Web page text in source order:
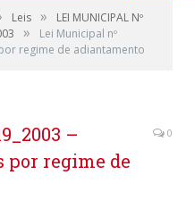
Leis »
LEI MUNICIPAL Nº
»
Lei Municipal nº
regime de adiantamento
–
por regime de
0